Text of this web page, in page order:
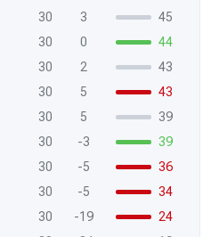
30 3
45
30 0
44
30 2
43
30 5
43
30 5
39
30 -3
39
30 -5
36
30 -5
34
30 -19
24